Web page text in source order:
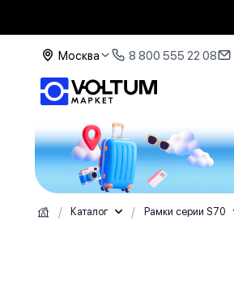
Москва 8 800 555 22 08
/ Каталог / Рамки серии S70